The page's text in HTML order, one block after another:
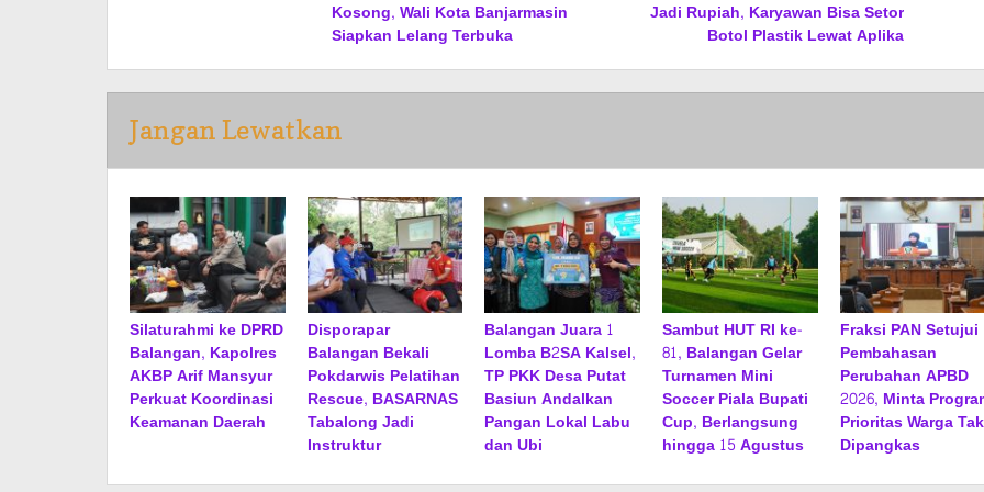
Kosong, Wali Kota Banjarmasin
Siapkan Lelang Terbuka
Jadi Rupiah, Karyawan Bisa Setor
Botol Plastik Lewat Aplika
Jangan Lewatkan
Silaturahmi ke DPRD
Balangan, Kapolres
AKBP Arif Mansyur
Perkuat Koordinasi
Keamanan Daerah
Disporapar
Balangan Bekali
Pokdarwis Pelatihan
Rescue, BASARNAS
Tabalong Jadi
Instruktur
Balangan Juara 1
Lomba B2SA Kalsel,
TP PKK Desa Putat
Basiun Andalkan
Pangan Lokal Labu
dan Ubi
Sambut HUT RI ke-
81, Balangan Gelar
Turnamen Mini
Soccer Piala Bupati
Cup, Berlangsung
hingga 15 Agustus
Fraksi PAN Setujui
Pembahasan
Perubahan APBD
2026, Minta
Prioritas Warga Tak
Dipangkas